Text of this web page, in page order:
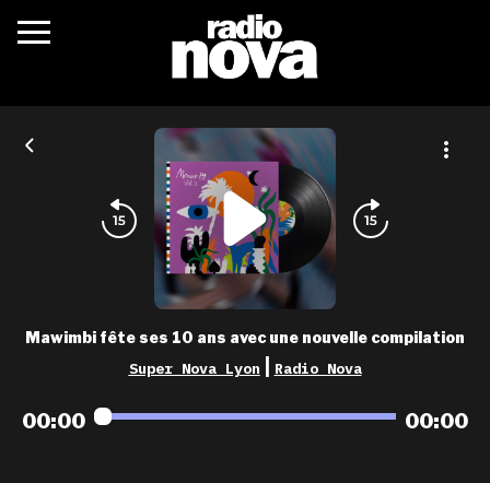
c’était quoi ?
actualités
podcasts
fréquences
nova aime
les grilles
playlists
Mawimbi fête ses 10 ans avec une nouvelle compilation
Super Nova Lyon Radio Nova
00:00 00:00